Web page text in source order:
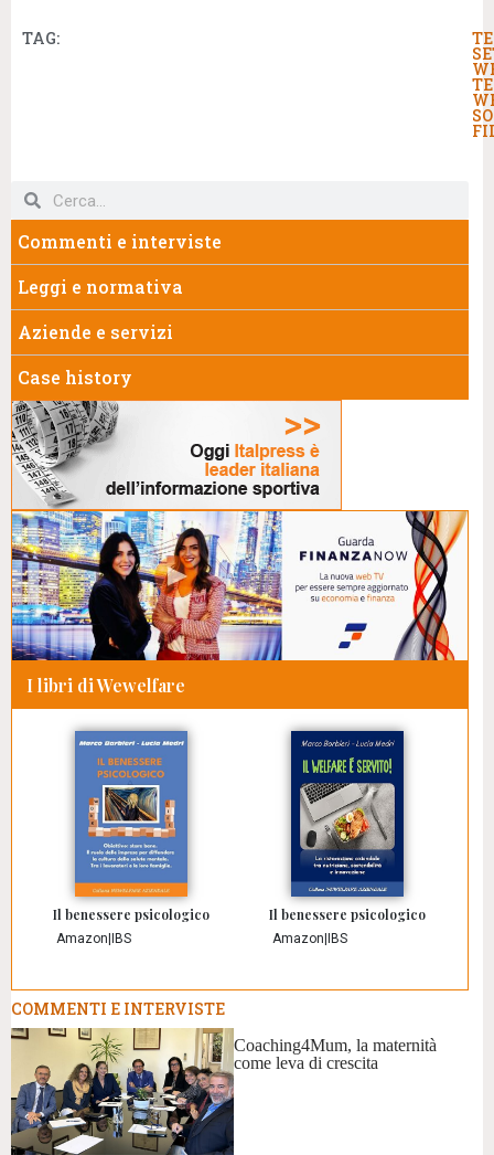
TAG:
Commenti e interviste
Leggi e normativa
Aziende e servizi
Case history
I libri di Wewelfare
Il benessere psicologico
Amazon|IBS
Il benessere psicologico
Amazon|IBS
COMMENTI E INTERVISTE
Coaching4Mum, la maternità
come leva di crescita